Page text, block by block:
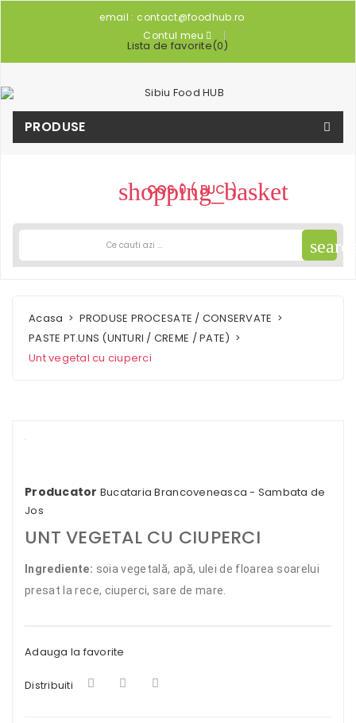
email : contact@foodhub.ro
Contul meu
Lista de favorite(0)
PRODUSE
shopping_basket
COS0 ( BUC. )
Acasa
PRODUSE PROCESATE / CONSERVATE
PASTE PT.UNS (UNTURI / CREME / PATE)
Unt vegetal cu ciuperci
Producator Bucataria Brancoveneasca - Sambata de
Jos
UNT VEGETAL CU CIUPERCI
Ingrediente: soia vegetală, apă, ulei de floarea soarelui
presat la rece, ciuperci, sare de mare.
Adauga la favorite
Distribuiti